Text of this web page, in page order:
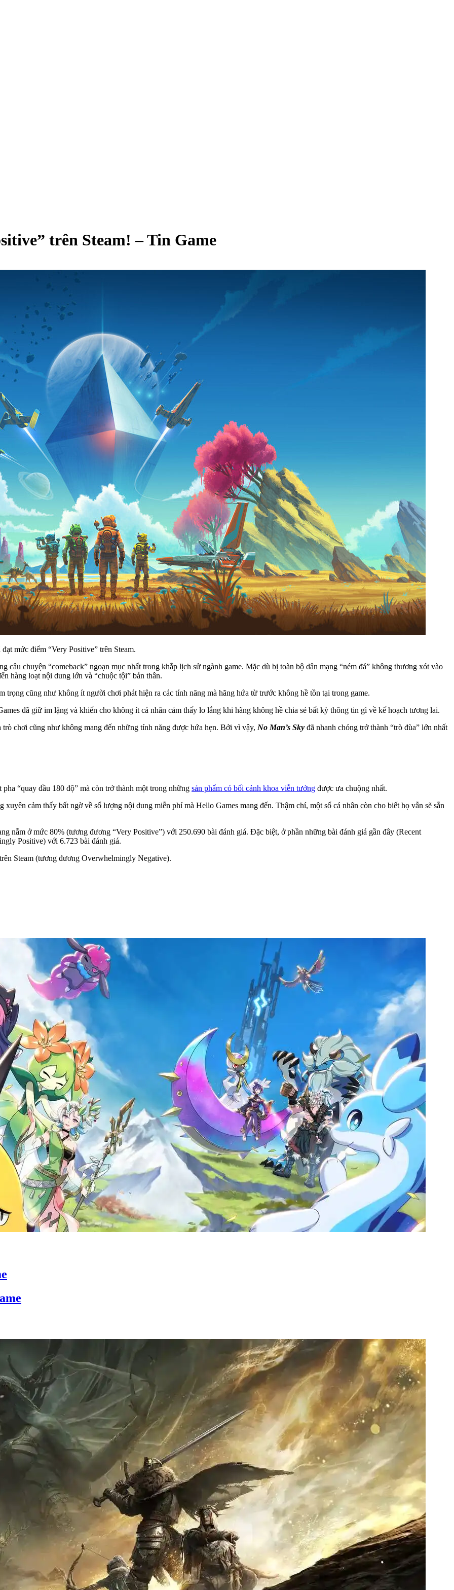
trên Steam! – Tin Game
mức điểm “Very Positive” trên Steam.
câu chuyện “comeback” ngoạn mục nhất trong khắp lịch sử ngành game. Mặc dù bị toàn bộ dân mạng “ném đá” không thương xót vào
hàng loạt nội dung lớn và “chuộc tội” bản thân.
trọng cũng như không ít người chơi phát hiện ra các tính năng mà hãng hứa từ trước không hề tồn tại trong game.
đã giữ im lặng và khiến cho không ít cá nhân cảm thấy lo lắng khi hãng không hề chia sẻ bất kỳ thông tin gì về kế hoạch tương lai.
chơi cũng như không mang đến những tính năng được hứa hẹn. Bởi vì vậy, No Man’s Sky đã nhanh chóng trở thành “trò đùa” lớn nhất
“quay đầu 180 độ” mà còn trở thành một trong những sản phẩm có bối cảnh khoa viễn tưởng được ưa chuộng nhất.
cảm thấy bất ngờ về số lượng nội dung miễn phí mà Hello Games mang đến. Thậm chí, một số cá nhân còn cho biết họ vẫn sẽ sẵn
nằm ở mức 80% (tương đương “Very Positive”) với 250.690 bài đánh giá. Đặc biệt, ở phần những bài đánh giá gần đây (Recent
Positive) với 6.723 bài đánh giá.
Steam (tương đương Overwhelmingly Negative).